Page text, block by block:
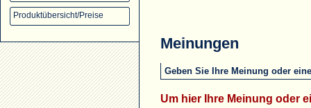
Produktübersicht/Preise
Meinungen
Geben Sie Ihre Meinung oder
Um hier Ihre Meinung oder